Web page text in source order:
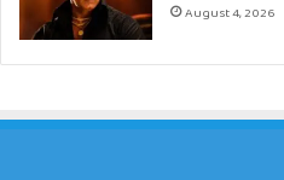
August 4, 2026